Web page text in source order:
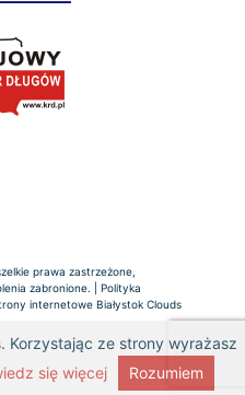
prawa zastrzeżone,
zabronione. | Polityka
internetowe Białystok Clouds
Korzystając ze strony wyrażasz
się więcej Rozumiem